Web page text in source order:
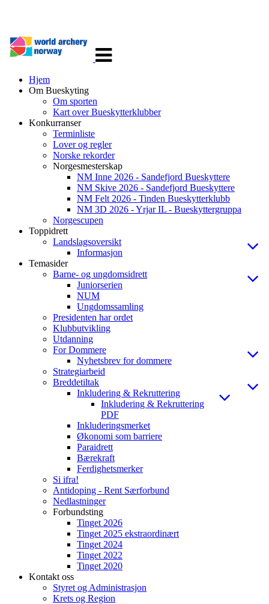
navigasjon
Hjem
Om Bueskyting
Om sporten
Kart over Bueskytterklubber
Konkurranser
Terminliste
Lover og regler
Norske rekorder
Norgesmesterskap
NM Inne 2026 - Sandefjord Bueskyttere
NM Skive 2026 - Sandefjord Bueskyttere
NM Felt 2026 - Tinden Bueskytterklubb
NM 3D 2026 - Yrjar IL - Bueskyttergruppa
Norgescupen
Toppidrett
Landslagsoversikt
Informasjon
Temasider
Barne- og ungdomsidrett
Juniorserien
NUM
Ungdomssamling
Presidenten har ordet
Klubbutvikling
Utdanning
For Dommere
Nyhetsbrev for dommere
Strategiarbeid
Breddetiltak
Inkludering & Rekruttering
Inkludering & Rekruttering
PDF
Inkluderingsmerket
Økonomi som barriere
Paraidrett
Bærekraft
Ferdighetsmerker
Si ifra!
Antidoping - Rent Særforbund
Nedlastninger
Forbundsting
Tinget 2026
Tinget 2025 ekstraordinært
Tinget 2024
Tinget 2022
Tinget 2020
Kontakt oss
Styret og Administrasjon
Krets og Region